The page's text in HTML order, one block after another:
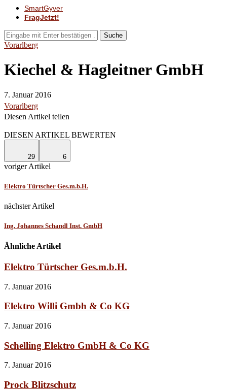
SmartGyver
FragJetzt!
Suche
Vorarlberg
Kiechel & Hagleitner GmbH
7. Januar 2016
Vorarlberg
Diesen Artikel teilen
DIESEN ARTIKEL BEWERTEN
29 6
voriger Artikel
Elektro Türtscher Ges.m.b.H.
nächster Artikel
Ing. Johannes Schandl Inst. GmbH
Ähnliche Artikel
Elektro Türtscher Ges.m.b.H.
7. Januar 2016
Elektro Willi Gmbh & Co KG
7. Januar 2016
Schelling Elektro GmbH & Co KG
7. Januar 2016
Prock Blitzschutz